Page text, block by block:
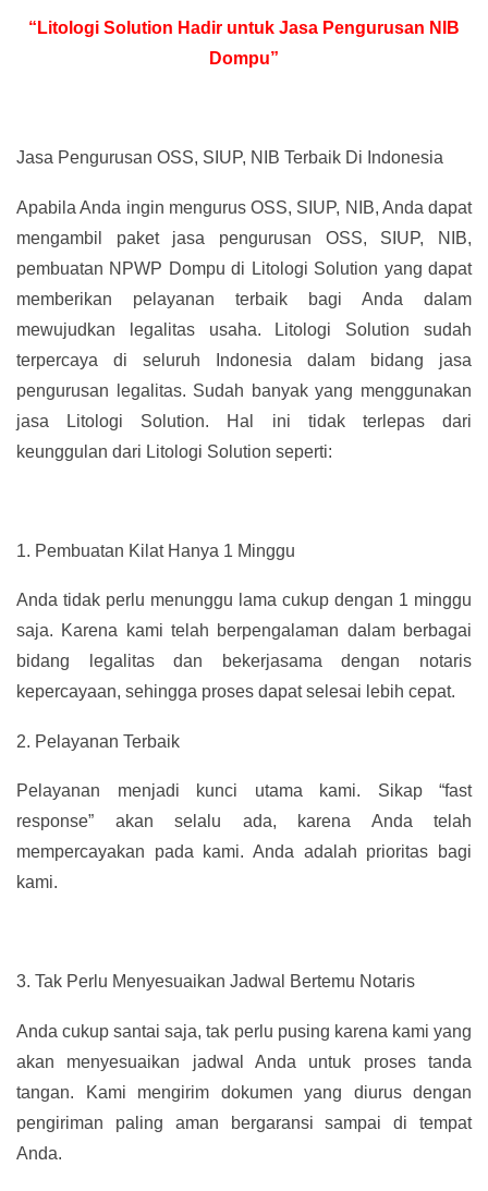
“Litologi Solution Hadir untuk Jasa Pengurusan NIB
Dompu”
Jasa Pengurusan OSS, SIUP, NIB Terbaik Di Indonesia
Apabila Anda ingin mengurus OSS, SIUP, NIB, Anda dapat
mengambil paket jasa pengurusan OSS, SIUP, NIB,
pembuatan NPWP Dompu di Litologi Solution yang dapat
memberikan pelayanan terbaik bagi Anda dalam
mewujudkan legalitas usaha. Litologi Solution sudah
terpercaya di seluruh Indonesia dalam bidang jasa
pengurusan legalitas. Sudah banyak yang menggunakan
jasa Litologi Solution. Hal ini tidak terlepas dari
keunggulan dari Litologi Solution seperti:
1. Pembuatan Kilat Hanya 1 Minggu
Anda tidak perlu menunggu lama cukup dengan 1 minggu
saja. Karena kami telah berpengalaman dalam berbagai
bidang legalitas dan bekerjasama dengan notaris
kepercayaan, sehingga proses dapat selesai lebih cepat.
2. Pelayanan Terbaik
Pelayanan menjadi kunci utama kami. Sikap “fast
response” akan selalu ada, karena Anda telah
mempercayakan pada kami. Anda adalah prioritas bagi
kami.
3. Tak Perlu Menyesuaikan Jadwal Bertemu Notaris
Anda cukup santai saja, tak perlu pusing karena kami yang
akan menyesuaikan jadwal Anda untuk proses tanda
tangan. Kami mengirim dokumen yang diurus dengan
pengiriman paling aman bergaransi sampai di tempat
Anda.